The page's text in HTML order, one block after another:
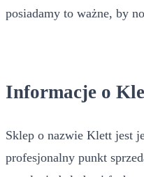
posiadamy to ważne, by
Informacje o
Sklep o nazwie Klett jest
profesjonalny punkt